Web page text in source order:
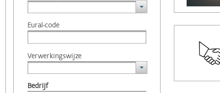
Eural-code
Verwerkingswijze
Bedrijf